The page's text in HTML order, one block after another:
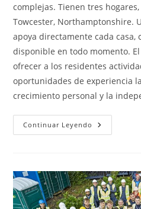
complejas. Tienen tres
Towcester, Northamptonshire.
apoya directamente cada casa,
disponible en todo momento.
ofrecer a los residentes
oportunidades de experiencia
crecimiento personal y la
Continuar Leyendo William
Blake